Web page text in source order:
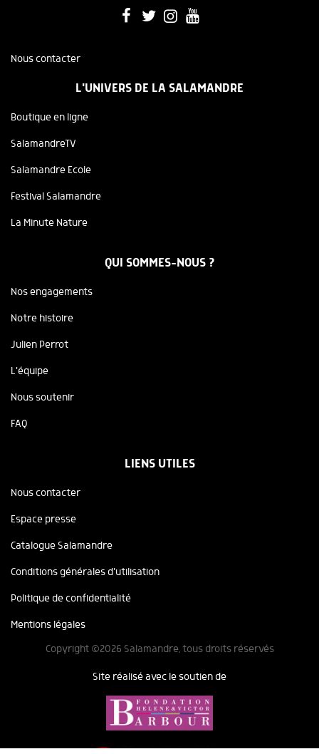
Nous contacter
L'UNIVERS DE LA SALAMANDRE
Boutique en ligne
SalamandreTV
Salamandre Ecole
Festival Salamandre
La Minute Nature
QUI SOMMES-NOUS ?
Nos engagements
Notre histoire
Julien Perrot
L'équipe
Nous soutenir
FAQ
LIENS UTILES
Nous contacter
Espace presse
Catalogue Salamandre
Conditions générales d'utilisation
Politique de confidentialité
Mentions légales
Copyright ©2026 Salamandre, tous droits réservés
Site réalisé avec le soutien de